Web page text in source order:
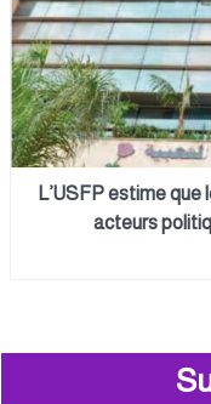
L’USFP estime
acteurs